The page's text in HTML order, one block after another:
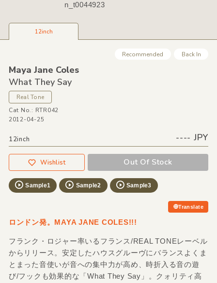
n_t0044923
12inch
Recommended Back In
Maya Jane Coles
What They Say
Real Tone
Cat No.: RTR042
2012-04-25
12inch ---- JPY
Wishlist Out Of Stock
Sample1 Sample2 Sample3
Translate
ロンドン発。MAYA JANE COLES!!!
フランク・ロジャー率いるフランス/REAL TONEレーベル
からリリース。安定したハウスグルーヴにバランスよくま
とまった音使いが音への集中力が高め、時折入る音の遊
び/フックも効果的な「What They Say」。クォリティ高